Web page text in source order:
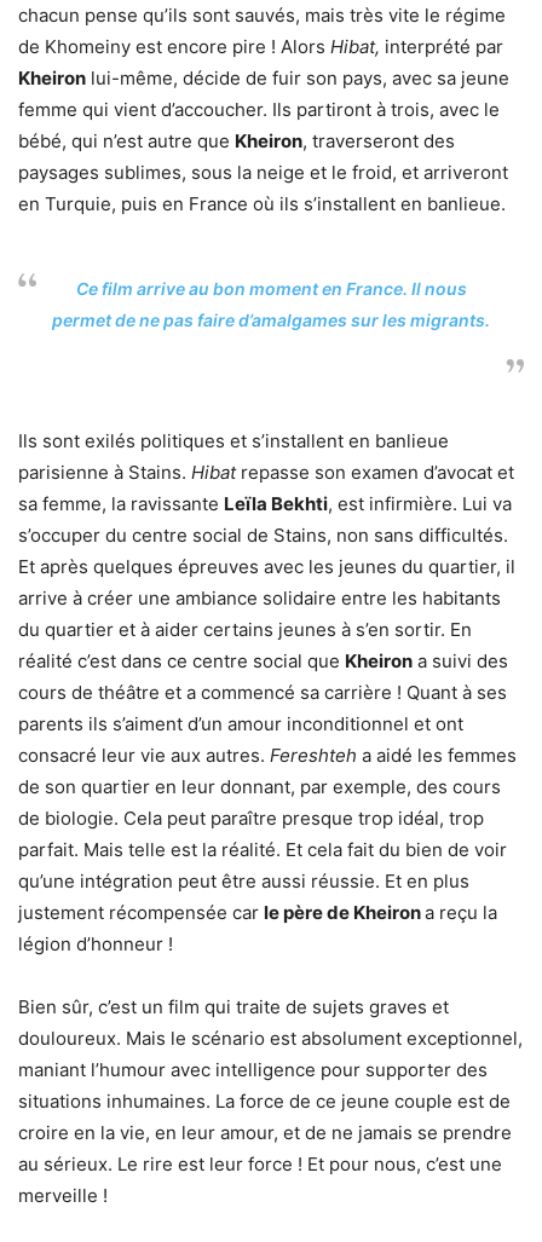
chacun pense qu’ils sont sauvés, mais très vite le régime
de Khomeiny est encore pire ! Alors Hibat, interprété par
Kheiron lui-même, décide de fuir son pays, avec sa jeune
femme qui vient d’accoucher. Ils partiront à trois, avec le
bébé, qui n’est autre que Kheiron, traverseront des
paysages sublimes, sous la neige et le froid, et arriveront
en Turquie, puis en France où ils s’installent en banlieue.
Ce film arrive au bon moment en France. Il nous
permet de ne pas faire d’amalgames sur les migrants.
Ils sont exilés politiques et s’installent en banlieue
parisienne à Stains. Hibatrepasse son examen d’avocat et
sa femme, la ravissante Leïla Bekhti, est infirmière. Lui va
s’occuper du centre social de Stains, non sans difficultés.
Et après quelques épreuves avec les jeunes du quartier, il
arrive à créer une ambiance solidaire entre les habitants
du quartier et à aider certains jeunes à s’en sortir. En
réalité c’est dans ce centre social que Kheiron a suivi des
cours de théâtre et a commencé sa carrière ! Quant à ses
parents ils s’aiment d’un amour inconditionnel et ont
consacré leur vie aux autres. Fereshteh a aidé les femmes
de son quartier en leur donnant, par exemple, des cours
de biologie. Cela peut paraître presque trop idéal, trop
parfait. Mais telle est la réalité. Et cela fait du bien de voir
qu’une intégration peut être aussi réussie. Et en plus
justement récompensée car le père de Kheirona reçu la
légion d’honneur !
Bien sûr, c’est un film qui traite de sujets graves et
douloureux. Mais le scénario est absolument exceptionnel,
maniant l’humour avec intelligence pour supporter des
situations inhumaines. La force de ce jeune couple est de
croire en la vie, en leur amour, et de ne jamais se prendre
au sérieux. Le rire est leur force ! Et pour nous, c’est une
merveille !